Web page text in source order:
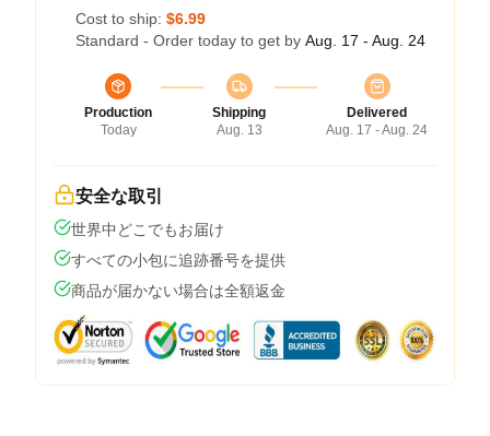
Cost to ship: $6.99
Standard - Order today to get by Aug. 17 - Aug. 24
Production
Today
Shipping
Aug. 13
Delivered
Aug. 17 - Aug. 24
安全な取引
世界中どこでもお届け
すべての小包に追跡番号を提供
商品が届かない場合は全額返金